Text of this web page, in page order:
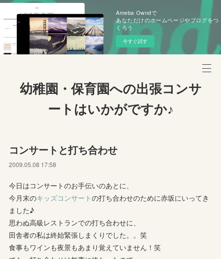
Ameba Owndで
あなただけのホームページやブログをつ
くろう
今すぐ試す
幼稚園・保育園への出張コンサ
ートはいかがですか♪
コンサートと打ち合わせ
2009.05.08 17:58
今日はコンサートのお手伝いのあとに、
今月末のキッズコンサートの打ち合わせのために赤坂にいってき
ました♪
思わぬ高級レストランでの打ち合わせに、
田舎者の私は終始緊張しまくりでした。。笑
食事もワインも夜景もあまり覚えていません！笑